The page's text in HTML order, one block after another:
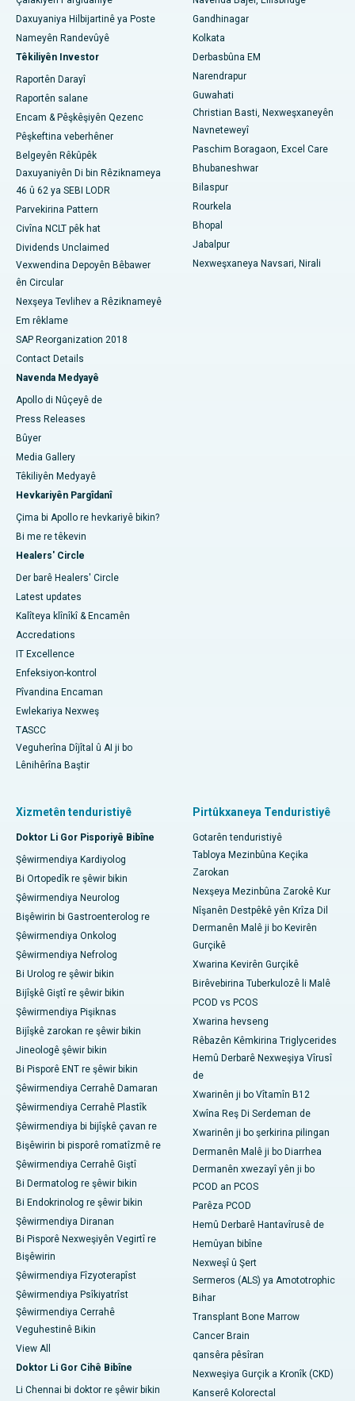
Nexweşxaneya herî baş li Arera Colony, Bhopal
Nexweşxaneya çêtirîn li Jayanagar, Bangalore
Nexweşxaneya herî baş li KK Nagar, Madurai
Nexweşxaneya çêtirîn li Ramji Nagar, Nellore
Nexweşxaneya çêtirîn li Sektora-19, Rourkela
Nexweşxaneya herî baş li Swargate, Pune
Nexweşxaneya Penceşêrê ya Jinan a Herî Baş li Başûrê Delhiyê
Daxuyaniya Hilbijartinê ya Poste
Nameyên Randevûyê
Têkiliyên Investor
Raportên Darayî
Raportên salane
Encam & Pêşkêşiyên Qezenc
Pêşkeftina veberhêner
Belgeyên Rêkûpêk
Daxuyaniyên Di bin Rêziknameya
46 û 62 ya SEBI LODR
Parvekirina Pattern
Civîna NCLT pêk hat
Dividends Unclaimed
Vexwendina Depoyên Bêbawer
ên Circular
Nexşeya Tevlihev a Rêziknameyê
Em rêklame
SAP Reorganization 2018
Contact Details
Navenda Medyayê
Apollo di Nûçeyê de
Press Releases
Bûyer
Media Gallery
Têkiliyên Medyayê
Hevkariyên Pargîdanî
Çima bi Apollo re hevkariyê bikin?
Bi me re têkevin
Healers' Circle
Der barê Healers' Circle
Latest updates
Kalîteya klînîkî & Encamên
Accredations
IT Excellence
Enfeksiyon-kontrol
Pîvandina Encaman
Ewlekariya Nexweş
TASCC
Veguherîna Dîjîtal û AI ji bo
Lênihêrîna Baştir
Gandhinagar
Kolkata
Derbasbûna EM
Narendrapur
Guwahati
Christian Basti, Nexweşxaneyên
Navneteweyî
Paschim Boragaon, Excel Care
Bhubaneshwar
Bilaspur
Rourkela
Bhopal
Jabalpur
Nexweşxaneya Navsari, Nirali
Xizmetên tenduristiyê
Doktor Li Gor Pisporiyê Bibîne
Şêwirmendiya Kardiyolog
Bi Ortopedîk re şêwir bikin
Şêwirmendiya Neurolog
Bişêwirin bi Gastroenterolog re
Şêwirmendiya Onkolog
Şêwirmendiya Nefrolog
Bi Urolog re şêwir bikin
Bijîşkê Giştî re şêwir bikin
Şêwirmendiya Pişiknas
Bijîşkê zarokan re şêwir bikin
Jineologê şêwir bikin
Bi Pisporê ENT re şêwir bikin
Şêwirmendiya Cerrahê Damaran
Şêwirmendiya Cerrahê Plastîk
Şêwirmendiya bi bijîşkê çavan re
Bişêwirin bi pisporê romatîzmê re
Şêwirmendiya Cerrahê Giştî
Bi Dermatolog re şêwir bikin
Bi Endokrinolog re şêwir bikin
Şêwirmendiya Diranan
Bi Pisporê Nexweşiyên Vegirtî re
Bişêwirin
Şêwirmendiya Fîzyoterapîst
Şêwirmendiya Psîkiyatrîst
Şêwirmendiya Cerrahê
Veguhestinê Bikin
View All
Doktor Li Gor Cihê Bibîne
Li Chennai bi doktor re şêwir bikin
Pirtûkxaneya Tenduristiyê
Gotarên tenduristiyê
Tabloya Mezinbûna Keçika
Zarokan
Nexşeya Mezinbûna Zarokê Kur
Nîşanên Destpêkê yên Krîza Dil
Dermanên Malê ji bo Kevirên
Gurçikê
Xwarina Kevirên Gurçikê
Birêvebirina Tuberkulozê li Malê
PCOD vs PCOS
Xwarina hevseng
Rêbazên Kêmkirina Triglycerides
Hemû Derbarê Nexweşiya Vîrusî
de
Xwarinên ji bo Vîtamîn B12
Xwîna Reş Di Serdeman de
Xwarinên ji bo şerkirina pilingan
Dermanên Malê ji bo Diarrhea
Dermanên xwezayî yên ji bo
PCOD an PCOS
Parêza PCOD
Hemû Derbarê Hantavîrusê de
Hemûyan bibîne
Nexweşî û Şert
Sermeros (ALS) ya Amototrophic
Bihar
Transplant Bone Marrow
Cancer Brain
qansêra pêsîran
Nexweşiya Gurçik a Kronîk (CKD)
Kanserê Kolorectal